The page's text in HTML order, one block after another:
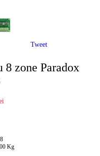
8 zone Paradox
Kg
Tweet